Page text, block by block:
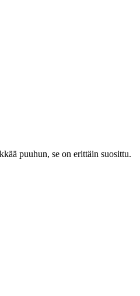
puuhun, se on erittäin suosittu.